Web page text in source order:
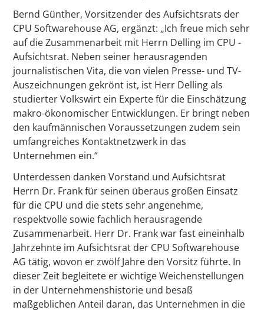
Bernd Günther, Vorsitzender des Aufsichtsrats der
CPU Softwarehouse AG, ergänzt: „Ich freue mich sehr
auf die Zusammenarbeit mit Herrn Delling im CPU -
Aufsichtsrat. Neben seiner herausragenden
journalistischen Vita, die von vielen Presse- und TV-
Auszeichnungen gekrönt ist, ist Herr Delling als
studierter Volkswirt ein Experte für die Einschätzung
makro-ökonomischer Entwicklungen. Er bringt neben
den kaufmännischen Voraussetzungen zudem sein
umfangreiches Kontaktnetzwerk in das
Unternehmen ein.“
Unterdessen danken Vorstand und Aufsichtsrat
Herrn Dr. Frank für seinen überaus großen Einsatz
für die CPU und die stets sehr angenehme,
respektvolle sowie fachlich herausragende
Zusammenarbeit. Herr Dr. Frank war fast eineinhalb
Jahrzehnte im Aufsichtsrat der CPU Softwarehouse
AG tätig, wovon er zwölf Jahre den Vorsitz führte. In
dieser Zeit begleitete er wichtige Weichenstellungen
in der Unternehmenshistorie und besaß
maßgeblichen Anteil daran, das Unternehmen in die